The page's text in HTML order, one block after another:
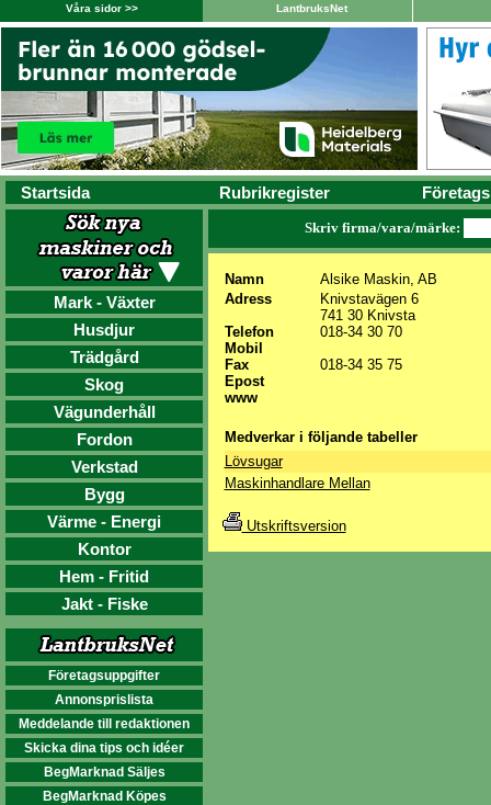
Våra sidor >> LantbruksNet
Startsida Rubrikregister
Mark - Växter
Husdjur
Trädgård
Skog
Vägunderhåll
Fordon
Verkstad
Bygg
Värme - Energi
Kontor
Hem - Fritid
Jakt - Fiske
Företagsuppgifter
Annonsprislista
Meddelande till redaktionen
Skicka dina tips och idéer
BegMarknad Säljes
BegMarknad Köpes
Skriv firma/vara/märke:
Namn
Alsike Maskin, AB
Adress
Knivstavägen 6
741 30 Knivsta
Telefon
018-34 30 70
Mobil
Fax
018-34 35 75
Epost
www
Medverkar i följande tabeller
Lövsugar
Maskinhandlare Mellan
Utskriftsversion